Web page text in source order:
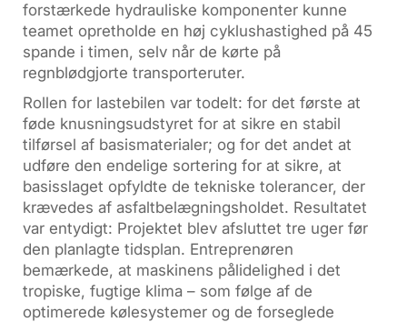
forstærkede hydrauliske komponenter kunne
teamet opretholde en høj cyklushastighed på 45
spande i timen, selv når de kørte på
regnblødgjorte transporteruter.
Rollen for lastebilen var todelt: for det første at
føde knusningsudstyret for at sikre en stabil
tilførsel af basismaterialer; og for det andet at
udføre den endelige sortering for at sikre, at
basisslaget opfyldte de tekniske tolerancer, der
krævedes af asfaltbelægningsholdet. Resultatet
var entydigt: Projektet blev afsluttet tre uger før
den planlagte tidsplan. Entreprenøren
bemærkede, at maskinens pålidelighed i det
tropiske, fugtige klima – som følge af de
optimerede kølesystemer og de forseglede